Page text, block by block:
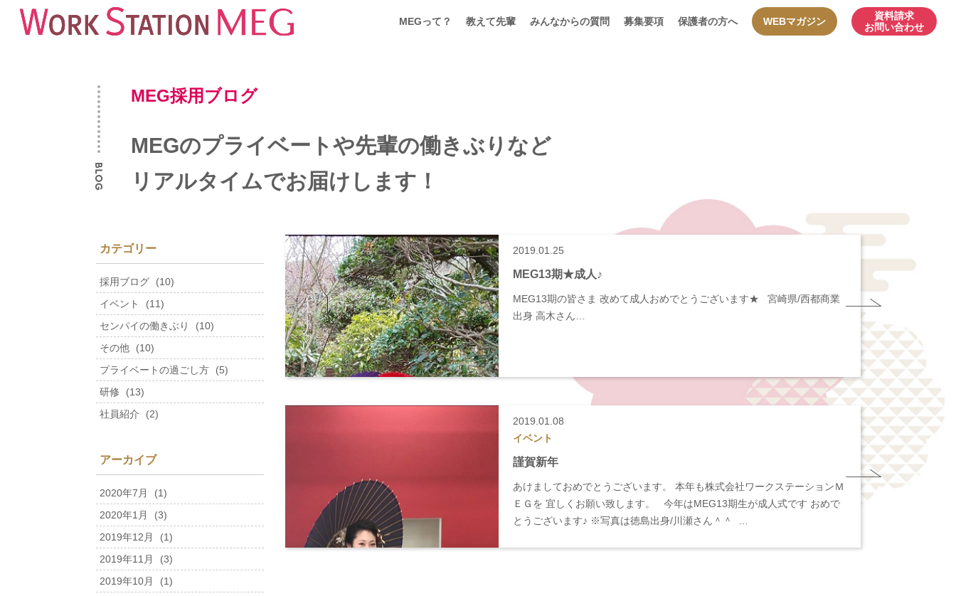
MEGって？ 教えて先輩 みんなからの質問 募集要項 保護者の方へ WEBマガジン
資料請求
お問い合わせ
MEG採用ブログ
MEGのプライベートや先輩の働きぶりなど
リアルタイムでお届けします！
2019.01.25
MEG13期★成人♪
MEG13期の皆さま 改めて成人おめでとうございます★ 宮崎県/西都商業
出身 高木さん…
2019.01.08
イベント
謹賀新年
あけましておめでとうございます。 本年も株式会社ワークステーションＭ
ＥＧを 宜しくお願い致します。 今年はMEG13期生が成人式です おめで
とうございます♪ ※写真は徳島出身/川瀬さん＾＾ …
カテゴリー
採用ブログ
(10)
イベント
(11)
センパイの働きぶり
(10)
その他
(10)
プライベートの過ごし方
(5)
研修
(13)
社員紹介
(2)
アーカイブ
2020年7月
(1)
2020年1月
(3)
2019年12月
(1)
2019年11月
(3)
2019年10月
(1)